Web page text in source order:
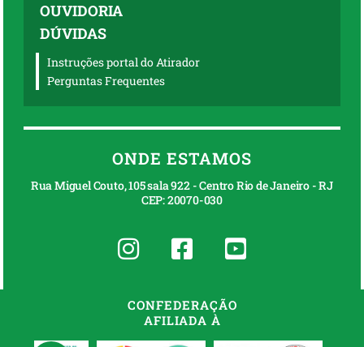
OUVIDORIA
DÚVIDAS
Instruções portal do Atirador
Perguntas Frequentes
ONDE ESTAMOS
Rua Miguel Couto, 105 sala 922 - Centro Rio de Janeiro - RJ
CEP: 20070-030
CONFEDERAÇÃO
AFILIADA À